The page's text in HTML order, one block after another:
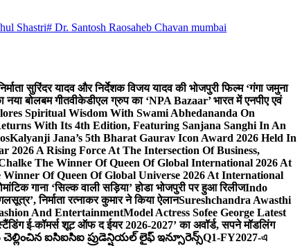
Shastri# Dr. Santosh Raosaheb Chavan mumbai
सुरिंदर यादव और निर्देशक विजय यादव की भोजपुरी फिल्म ‘गंगा जमुना
नया बोलबम गीतवीकेडीएल ग्रुप का ‘NPA Bazaar’ भारत में एनपीए एवं
Spiritual Wisdom With Swami Abhedananda On
With Its 4th Edition, Featuring Sanjana Sanghi In An
Kalyanji Jana’s 5th Bharat Gaurav Icon Award 2026 Held In
2026 A Rising Force At The Intersection Of Business,
The Winner Of Queen Of Global International 2026 At
Winner Of Queen Of Global Universe 2026 At International
गाना ‘सिल्क वाली सड़िया’ होडा भोजपुरी पर हुआ रिलीजIndo
निर्माता रत्नाकर कुमार ने किया ऐलानSureshchandra Awasthi
And EntertainmentModel Actress Sofee George Latest
ई-कॉमर्स शूट ऑफ द ईयर 2026-2027’ का अवॉर्ड, सपने मॉडलिंग
ఐసిఐసిఐ ప్రుడెన్షియల్ లైఫ్ ఇన్సూరెన్స్Q1-FY2027-এ